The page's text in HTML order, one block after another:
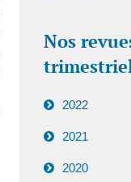
Nos
2022
2021
2020